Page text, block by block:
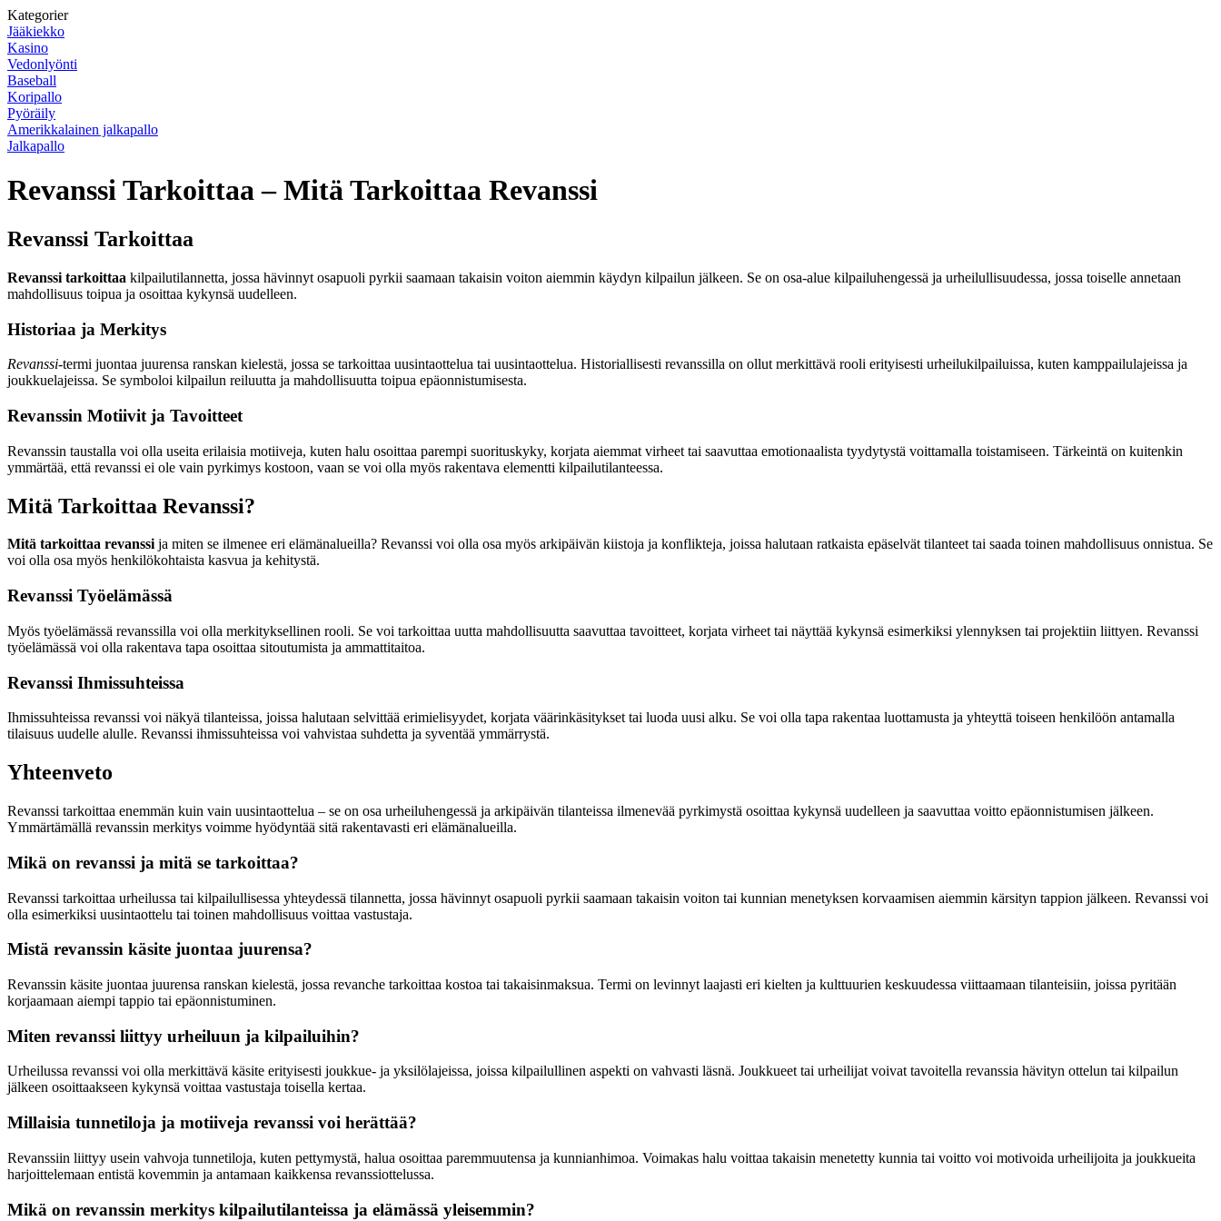
Kategorier
Jääkiekko
Kasino
Vedonlyönti
Baseball
Koripallo
Pyöräily
Amerikkalainen jalkapallo
Jalkapallo
Revanssi Tarkoittaa – Mitä Tarkoittaa Revanssi
Revanssi Tarkoittaa
Revanssi tarkoittaa kilpailutilannetta, jossa hävinnyt osapuoli pyrkii saamaan takaisin voiton aiemmin käydyn kilpailun jälkeen. Se on osa-alue kilpailuhengessä ja urheilullisuudessa, jossa toiselle annetaan
mahdollisuus toipua ja osoittaa kykynsä uudelleen.
Historiaa ja Merkitys
Revanssi-termi juontaa juurensa ranskan kielestä, jossa se tarkoittaa uusintaottelua tai uusintaottelua. Historiallisesti revanssilla on ollut merkittävä rooli erityisesti urheilukilpailuissa, kuten kamppailulajeissa ja
joukkuelajeissa. Se symboloi kilpailun reiluutta ja mahdollisuutta toipua epäonnistumisesta.
Revanssin Motiivit ja Tavoitteet
Revanssin taustalla voi olla useita erilaisia motiiveja, kuten halu osoittaa parempi suorituskyky, korjata aiemmat virheet tai saavuttaa emotionaalista tyydytystä voittamalla toistamiseen. Tärkeintä on kuitenkin
ymmärtää, että revanssi ei ole vain pyrkimys kostoon, vaan se voi olla myös rakentava elementti kilpailutilanteessa.
Mitä Tarkoittaa Revanssi?
Mitä tarkoittaa revanssija miten se ilmenee eri elämänalueilla? Revanssi voi olla osa myös arkipäivän kiistoja ja konflikteja, joissa halutaan ratkaista epäselvät tilanteet tai saada toinen mahdollisuus onnistua. Se
voi olla osa myös henkilökohtaista kasvua ja kehitystä.
Revanssi Työelämässä
Myös työelämässä revanssilla voi olla merkityksellinen rooli. Se voi tarkoittaa uutta mahdollisuutta saavuttaa tavoitteet, korjata virheet tai näyttää kykynsä esimerkiksi ylennyksen tai projektiin liittyen. Revanssi
työelämässä voi olla rakentava tapa osoittaa sitoutumista ja ammattitaitoa.
Revanssi Ihmissuhteissa
Ihmissuhteissa revanssi voi näkyä tilanteissa, joissa halutaan selvittää erimielisyydet, korjata väärinkäsitykset tai luoda uusi alku. Se voi olla tapa rakentaa luottamusta ja yhteyttä toiseen henkilöön antamalla
tilaisuus uudelle alulle. Revanssi ihmissuhteissa voi vahvistaa suhdetta ja syventää ymmärrystä.
Yhteenveto
Revanssi tarkoittaa enemmän kuin vain uusintaottelua – se on osa urheiluhengessä ja arkipäivän tilanteissa ilmenevää pyrkimystä osoittaa kykynsä uudelleen ja saavuttaa voitto epäonnistumisen jälkeen.
Ymmärtämällä revanssin merkitys voimme hyödyntää sitä rakentavasti eri elämänalueilla.
Mikä on revanssi ja mitä se tarkoittaa?
Revanssi tarkoittaa urheilussa tai kilpailullisessa yhteydessä tilannetta, jossa hävinnyt osapuoli pyrkii saamaan takaisin voiton tai kunnian menetyksen korvaamisen aiemmin kärsityn tappion jälkeen. Revanssi voi
olla esimerkiksi uusintaottelu tai toinen mahdollisuus voittaa vastustaja.
Mistä revanssin käsite juontaa juurensa?
Revanssin käsite juontaa juurensa ranskan kielestä, jossa revanche tarkoittaa kostoa tai takaisinmaksua. Termi on levinnyt laajasti eri kielten ja kulttuurien keskuudessa viittaamaan tilanteisiin, joissa pyritään
korjaamaan aiempi tappio tai epäonnistuminen.
Miten revanssi liittyy urheiluun ja kilpailuihin?
Urheilussa revanssi voi olla merkittävä käsite erityisesti joukkue- ja yksilölajeissa, joissa kilpailullinen aspekti on vahvasti läsnä. Joukkueet tai urheilijat voivat tavoitella revanssia hävityn ottelun tai kilpailun
jälkeen osoittaakseen kykynsä voittaa vastustaja toisella kertaa.
Millaisia tunnetiloja ja motiiveja revanssi voi herättää?
Revanssiin liittyy usein vahvoja tunnetiloja, kuten pettymystä, halua osoittaa paremmuutensa ja kunnianhimoa. Voimakas halu voittaa takaisin menetetty kunnia tai voitto voi motivoida urheilijoita ja joukkueita
harjoittelemaan entistä kovemmin ja antamaan kaikkensa revanssiottelussa.
Mikä on revanssin merkitys kilpailutilanteissa ja elämässä yleisemmin?